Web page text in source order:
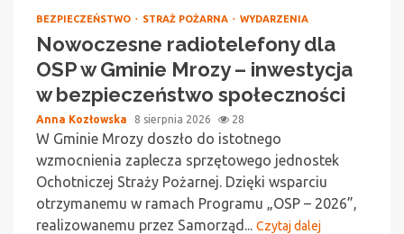
BEZPIECZEŃSTWO STRAŻ POŻARNA WYDARZENIA
Nowoczesne radiotelefony dla
OSP w Gminie Mrozy – inwestycja
w bezpieczeństwo społeczności
Anna Kozłowska 8 sierpnia 2026 28
W Gminie Mrozy doszło do istotnego
wzmocnienia zaplecza sprzętowego jednostek
Ochotniczej Straży Pożarnej. Dzięki wsparciu
otrzymanemu w ramach Programu „OSP – 2026”,
realizowanemu przez Samorząd... Czytaj dalej